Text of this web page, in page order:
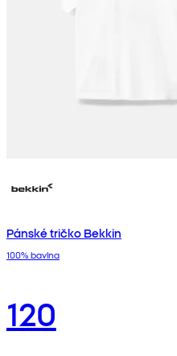
Pánské tričko Bekkin
100% bavlna
120